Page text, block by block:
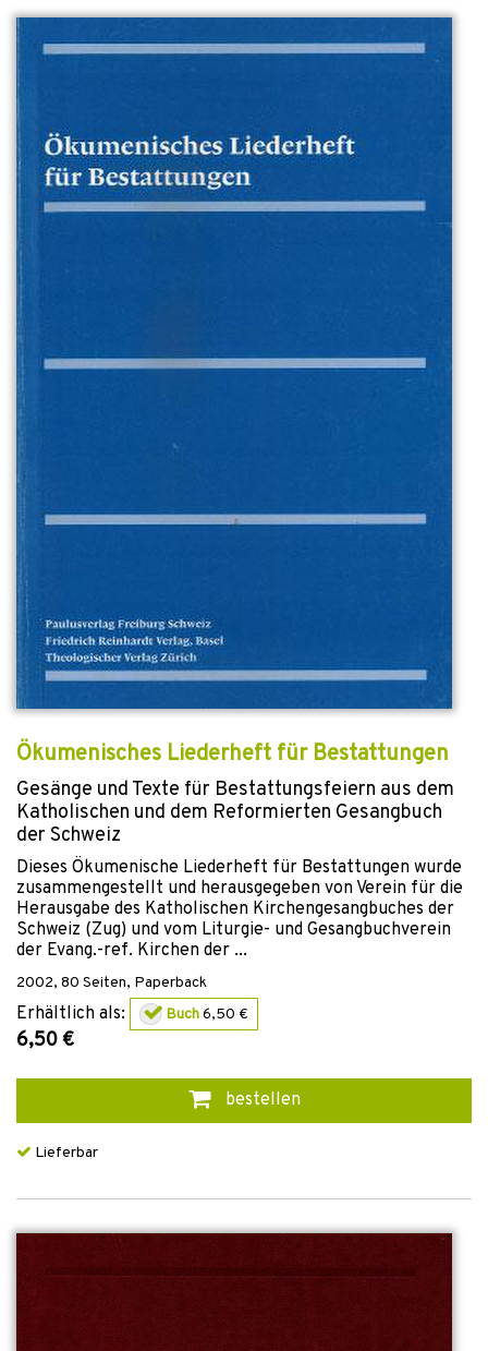
Ökumenisches Liederheft für Bestattungen
Gesänge und Texte für Bestattungsfeiern aus dem
Katholischen und dem Reformierten Gesangbuch
der Schweiz
Dieses Ökumenische Liederheft für Bestattungen wurde
zusammengestellt und herausgegeben von Verein für die
Herausgabe des Katholischen Kirchengesangbuches der
Schweiz (Zug) und vom Liturgie- und Gesangbuchverein
der Evang.-ref. Kirchen der ...
2002, 80 Seiten, Paperback
Erhältlich als: Buch6,50 €
6,50 €
bestellen
Lieferbar